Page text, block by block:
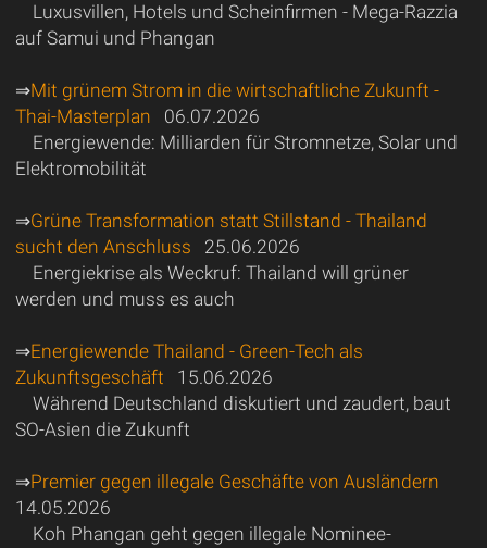
Luxusvillen, Hotels und Scheinfirmen - Mega-Razzia
auf Samui und Phangan
⇒Mit grünem Strom in die wirtschaftliche Zukunft -
Thai-Masterplan 06.07.2026
Energiewende: Milliarden für Stromnetze, Solar und
Elektromobilität
⇒Grüne Transformation statt Stillstand - Thailand
sucht den Anschluss 25.06.2026
Energiekrise als Weckruf: Thailand will grüner
werden und muss es auch
⇒Energiewende Thailand - Green-Tech als
Zukunftsgeschäft 15.06.2026
Während Deutschland diskutiert und zaudert, baut
SO-Asien die Zukunft
⇒Premier gegen illegale Geschäfte von Ausländern
14.05.2026
Koh Phangan geht gegen illegale Nominee-